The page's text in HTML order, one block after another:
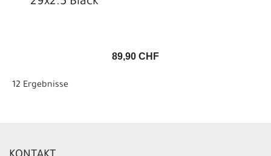
89,90 CHF
12 Ergebnisse